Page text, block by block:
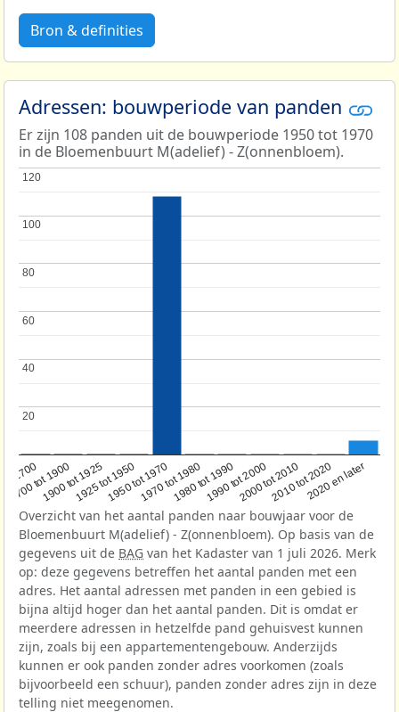
Bron & definities
Adressen: bouwperiode van panden
Er zijn 108 panden uit de bouwperiode 1950 tot 1970
in de Bloemenbuurt M(adelief) - Z(onnenbloem).
1700
1700 tot 1900
1900 tot 19251925 tot 19501950 tot 19701970 tot 19801980 tot 19901990 tot 20002000 tot 20102010 tot 20202020 en later
20
20
40
40
60
60
80
80
100
100
120
120
Overzicht van het aantal panden naar bouwjaar voor de
Bloemenbuurt M(adelief) - Z(onnenbloem). Op basis van de
gegevens uit de BAG van het Kadaster van 1 juli 2026. Merk
op: deze gegevens betreffen het aantal panden met een
adres. Het aantal adressen met panden in een gebied is
bijna altijd hoger dan het aantal panden. Dit is omdat er
meerdere adressen in hetzelfde pand gehuisvest kunnen
zijn, zoals bij een appartementengebouw. Anderzijds
kunnen er ook panden zonder adres voorkomen (zoals
bijvoorbeeld een schuur), panden zonder adres zijn in deze
telling niet meegenomen.